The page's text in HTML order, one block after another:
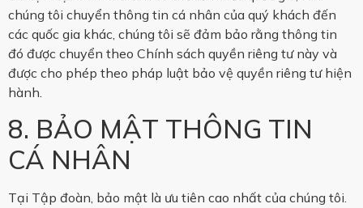
chúng tôi chuyển thông tin cá nhân của quý khách đến
các quốc gia khác, chúng tôi sẽ đảm bảo rằng thông tin
đó được chuyển theo Chính sách quyền riêng tư này và
được cho phép theo pháp luật bảo vệ quyền riêng tư hiện
hành.
8. BẢO MẬT THÔNG TIN
CÁ NHÂN
Tại Tập đoàn, bảo mật là ưu tiên cao nhất của chúng tôi.